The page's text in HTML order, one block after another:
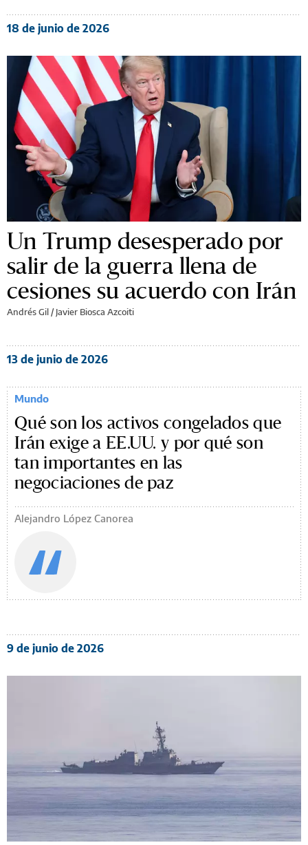
18 de junio de 2026
Un Trump desesperado por
salir de la guerra llena de
cesiones su acuerdo con Irán
Andrés Gil / Javier Biosca Azcoiti
13 de junio de 2026
Mundo
Qué son los activos congelados que
Irán exige a EE.UU. y por qué son
tan importantes en las
negociaciones de paz
Alejandro López Canorea
9 de junio de 2026